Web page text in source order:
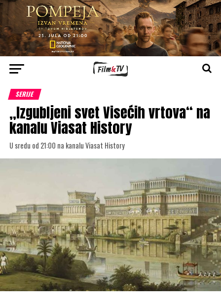
SERIJE
„Izgubljeni svet Visećih vrtova“ na
kanalu Viasat History
U sredu od 21:00 na kanalu Viasat History